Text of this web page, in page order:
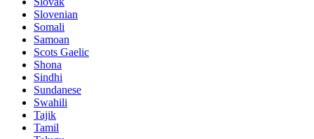
Slovenian
Somali
Samoan
Scots Gaelic
Shona
Sindhi
Sundanese
Swahili
Tajik
Tamil